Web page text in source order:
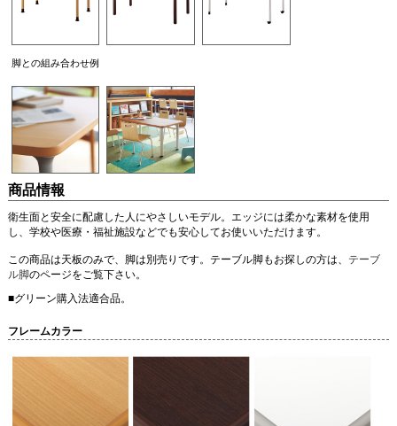
脚との組み合わせ例
商品情報
衛生面と安全に配慮した人にやさしいモデル。エッジには柔かな素材を使用
し、学校や医療・福祉施設などでも安心してお使いいただけます。
この商品は天板のみで、脚は別売りです。テーブル脚もお探しの方は、 テーブ
ル脚のページをご覧下さい。
■グリーン購入法適合品。
フレームカラー